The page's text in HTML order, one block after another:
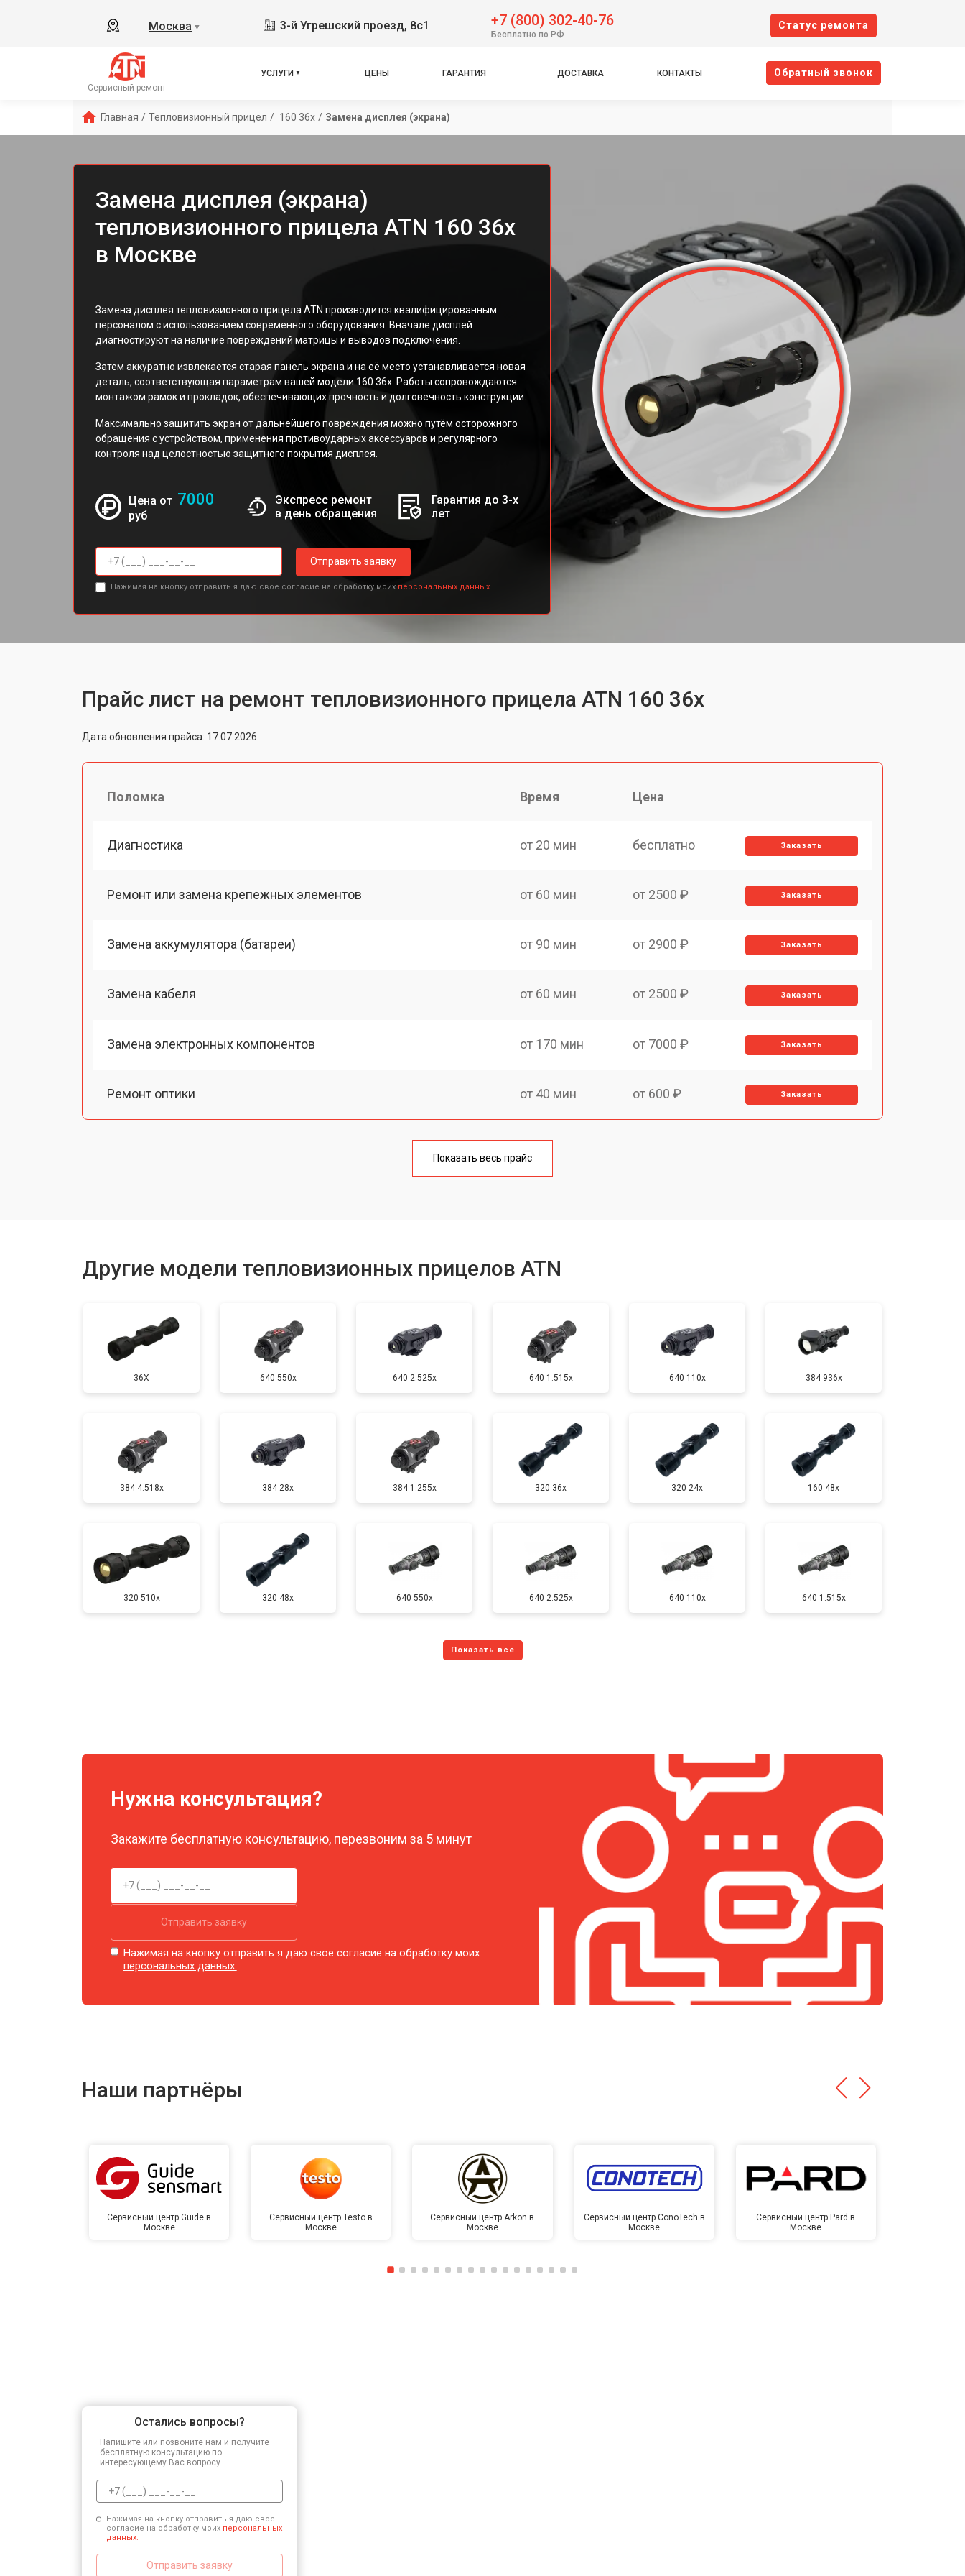
Москва ▼ 3-й Угрешский проезд, 8с1 +7 (800) 302-40-76
Бесплатно по РФ
Cтатус ремонта
Сервисный ремонт
УСЛУГИ ЦЕНЫ ГАРАНТИЯ ДОСТАВКА КОНТАКТЫ Oбратный звонок
Главная / Тепловизионный прицел / 160 36x / Замена дисплея (экрана)
Замена дисплея (экрана)
тепловизионного прицела ATN 160 36x
в Москве
Замена дисплея тепловизионного прицела ATN производится квалифицированным
персоналом с использованием современного оборудования. Вначале дисплей
диагностируют на наличие повреждений матрицы и выводов подключения.
Затем аккуратно извлекается старая панель экрана и на её место устанавливается новая
деталь, соответствующая параметрам вашей модели 160 36x. Работы сопровождаются
монтажом рамок и прокладок, обеспечивающих прочность и долговечность конструкции.
Максимально защитить экран от дальнейшего повреждения можно путём осторожного
обращения с устройством, применения противоударных аксессуаров и регулярного
контроля над целостностью защитного покрытия дисплея.
Цена от 7000
руб
Экспресс ремонт
в день обращения
Гарантия до 3-х
лет
Отправить заявку
Нажимая на кнопку отправить я даю свое согласие на обработку моих персональных данных.
Прайс лист на ремонт тепловизионного прицела ATN 160 36x
Дата обновления прайса: 17.07.2026
Поломка Время Цена
Диагностика от 20 мин бесплатно Заказать
Ремонт или замена крепежных элементов от 60 мин от 2500 ₽ Заказать
Замена аккумулятора (батареи) от 90 мин от 2900 ₽ Заказать
Замена кабеля от 60 мин от 2500 ₽ Заказать
Замена электронных компонентов от 170 мин от 7000 ₽ Заказать
Ремонт оптики от 40 мин от 600 ₽ Заказать
от 170 мин
Показать весь прайс
Другие модели тепловизионных прицелов ATN
36X 640 550x 640 2.525x 640 1.515x 640 110x 384 936x
384 4.518x 384 28x 384 1.255х 320 36x 320 24x 160 48x
320 510x 320 48x 640 550x 640 2.525x 640 110x 640 1.515x
Нужна консультация?
Закажите бесплатную консультацию, перезвоним за 5 минут
Отправить заявку
Нажимая на кнопку отправить я даю свое согласие на обработку моих
персональных данных.
Наши партнёры
Сервисный центр Guide в
Москве
Сервисный центр Testo в
Москве
Сервисный центр Arkon в
Москве
Сервисный центр ConoTech в
Москве
Сервисный центр Pard в
Москве
Остались вопросы?
Напишите или позвоните нам и получите
бесплатную консультацию по
интересующему Вас вопросу.
Нажимая на кнопку отправить я даю свое
согласие на обработку моих персональных
данных.
Отправить заявку